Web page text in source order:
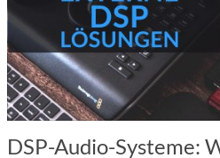
DSP-Audio-Systeme: